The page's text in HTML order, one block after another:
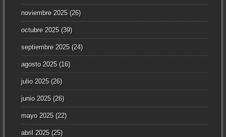
noviembre 2025(26)
octubre 2025(39)
septiembre 2025(24)
agosto 2025(16)
julio 2025(26)
junio 2025(26)
mayo 2025(22)
abril 2025(25)